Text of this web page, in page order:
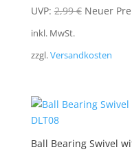
UVP: 2,99€
2,99 €
Neuer
inkl. MwSt.
zzgl.Versandkosten
Ball Bearing Swivel